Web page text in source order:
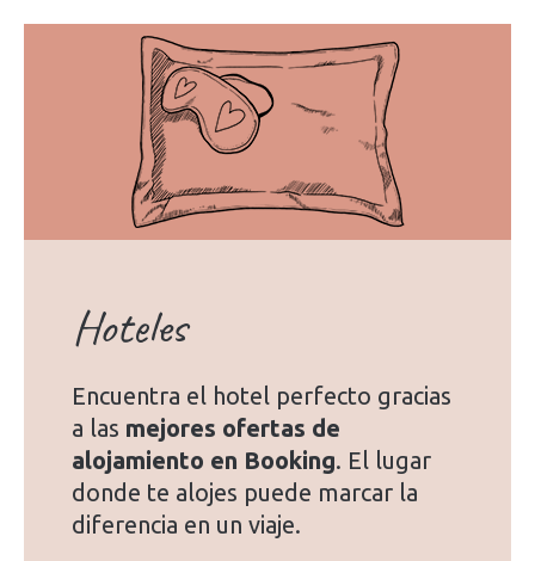
Hoteles
Encuentra el hotel perfecto gracias
a las mejores ofertas de
alojamiento en Booking. El lugar
donde te alojes puede marcar la
diferencia en un viaje.